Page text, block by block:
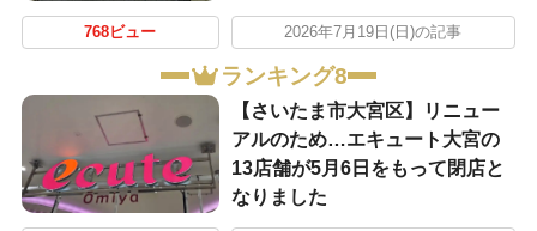
768ビュー 2026年7月19日(日)の記事
ランキング8
【さいたま市大宮区】リニュー
アルのため…エキュート大宮の
13店舗が5月6日をもって閉店と
なりました